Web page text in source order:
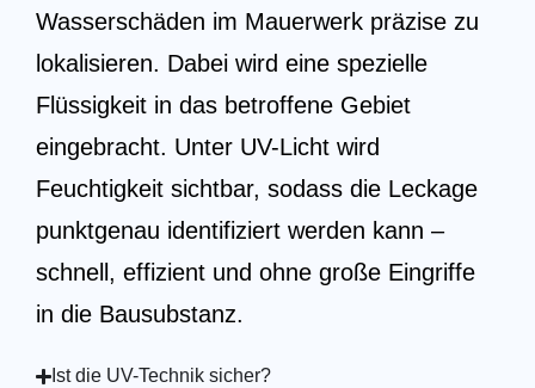
Wasserschäden im Mauerwerk präzise zu
lokalisieren. Dabei wird eine spezielle
Flüssigkeit in das betroffene Gebiet
eingebracht. Unter UV-Licht wird
Feuchtigkeit sichtbar, sodass die Leckage
punktgenau identifiziert werden kann –
schnell, effizient und ohne große Eingriffe
in die Bausubstanz.
Ist die UV-Technik sicher?